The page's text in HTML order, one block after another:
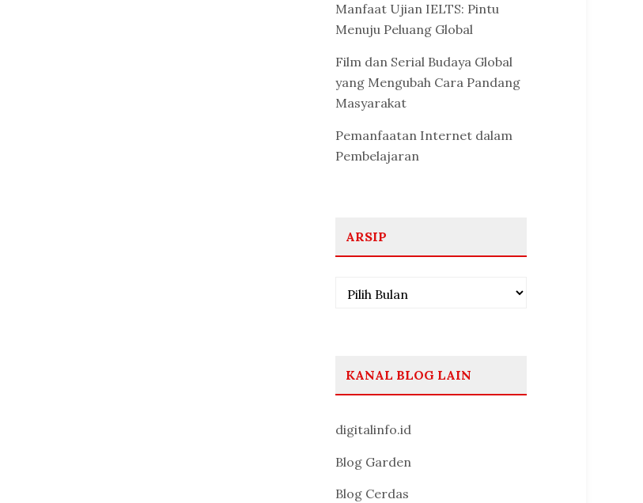
Manfaat Ujian IELTS: Pintu
Menuju Peluang Global
Film dan Serial Budaya Global
yang Mengubah Cara Pandang
Masyarakat
Pemanfaatan Internet dalam
Pembelajaran
ARSIP
Arsip
KANAL BLOG LAIN
digitalinfo.id
Blog Garden
Blog Cerdas